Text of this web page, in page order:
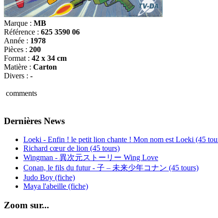
Marque : MB
Référence : 625 3590 06
Année : 1978
Pièces : 200
Format : 42 x 34 cm
Matière : Carton
Divers : -
comments
Dernières News
Loeki - Enfin ! le petit lion chante ! Mon nom est Loeki (45
Richard cœur de lion (45 tours)
Wingman - 異次元ストーリー Wing Love
Conan, le fils du futur - 子 – 未来少年コナン (45 tours)
Judo Boy (fiche)
Maya l'abeille (fiche)
Zoom sur...